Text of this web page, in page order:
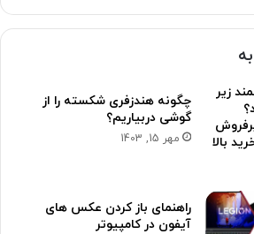
زیر
بالا
چگونه هندزفری شکسته را از
گوشی دربیاریم؟
مهر 15, 1403
راهنمای باز کردن عکس های
آیفون در کامپیوتر